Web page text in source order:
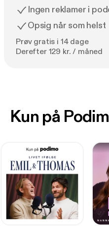
Ingen reklamer i
Opsig når som helst
Prøv gratis i 14 dage
Derefter 129 kr. / måned
Kun på